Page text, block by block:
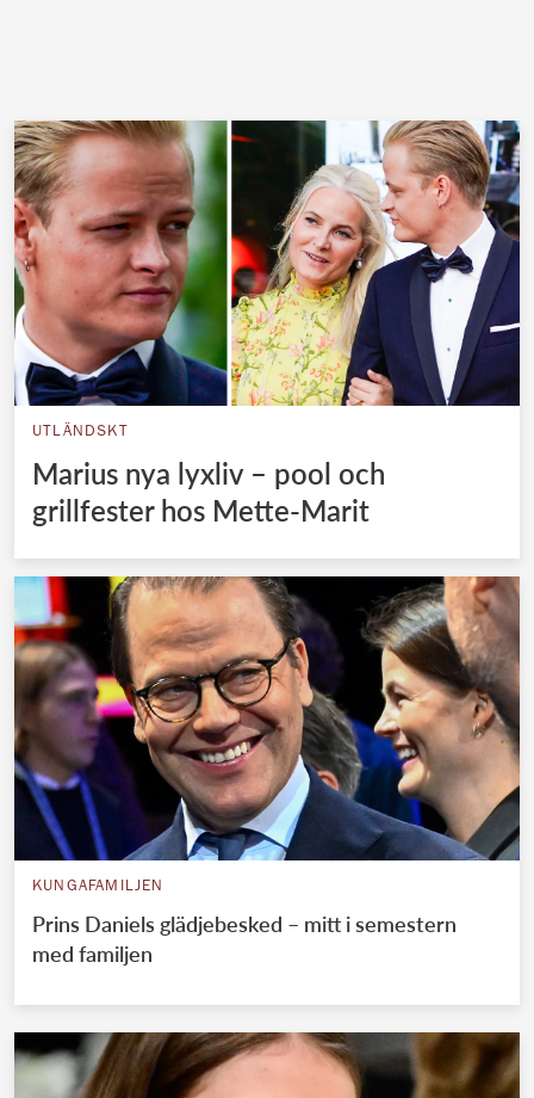
UTLÄNDSKT
Marius nya lyxliv – pool och
grillfester hos Mette-Marit
KUNGAFAMILJEN
Prins Daniels glädjebesked – mitt i semestern
med familjen